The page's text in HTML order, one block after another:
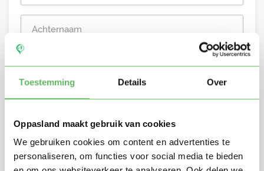
Toestemming Details Over
Oppasland maakt gebruik van cookies
We gebruiken cookies om content en advertenties te
personaliseren, om functies voor social media te bieden